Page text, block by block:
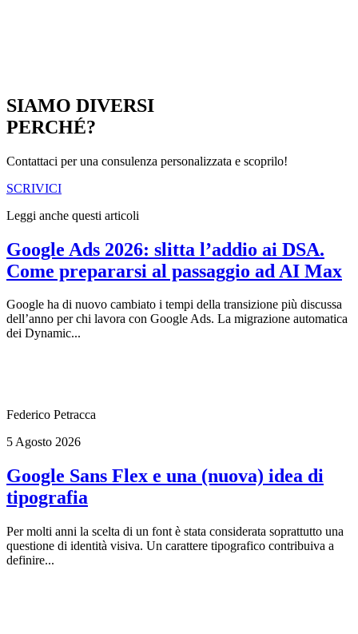
SIAMO DIVERSI
PERCHÉ?
Contattaci per una consulenza personalizzata e scoprilo!
SCRIVICI
Leggi anche questi articoli
Google Ads 2026: slitta l’addio ai DSA.
Come prepararsi al passaggio ad AI Max
Google ha di nuovo cambiato i tempi della transizione più discussa
dell’anno per chi lavora con Google Ads. La migrazione automatica
dei Dynamic...
Federico Petracca
5 Agosto 2026
Google Sans Flex e una (nuova) idea di
tipografia
Per molti anni la scelta di un font è stata considerata soprattutto una
questione di identità visiva. Un carattere tipografico contribuiva a
definire...